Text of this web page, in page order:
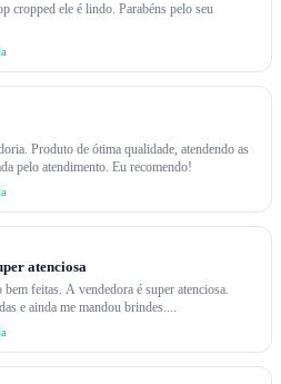
cropped ele é lindo. Parabéns pelo seu
Produto de ótima qualidade, atendendo as
pelo atendimento. Eu recomendo!
atenciosa
feitas. A vendedora é super atenciosa.
e ainda me mandou brindes....